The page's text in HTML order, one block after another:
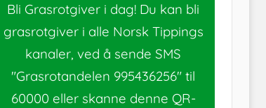
Bli Grasrotgiver i dag! Du kan bli
grasrotgiver i alle Norsk Tippings
kanaler, ved å sende SMS
"Grasrotandelen 995436256" til
60000 eller skanne denne QR-